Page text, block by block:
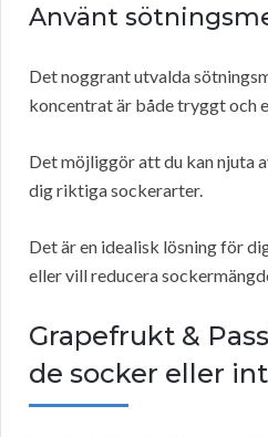
Använt
Det noggrant utvalda
koncentrat är både tryggt och
Det möjliggör att du kan njuta
dig riktiga sockerarter.
Det är en idealisk lösning för
eller vill reducera
Grapefrukt &
de socker eller